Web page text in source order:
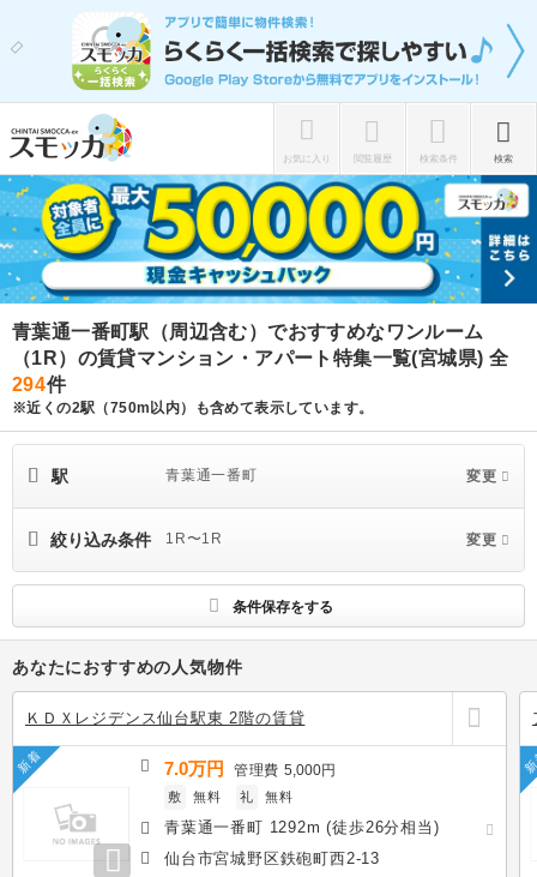
お気に入り 閲覧履歴 検索条件 検索
青葉通一番町駅（周辺含む）でおすすめなワンルーム
（1R）の賃貸マンション・アパート特集一覧(宮城県) 全
294件
※近くの2駅（750m以内）も含めて表示しています。
駅 青葉通一番町 変更
絞り込み条件 1R〜1R 変更
条件保存をする
あなたにおすすめの人気物件
ＫＤＸレジデンス仙台駅東 2階の賃貸
新着 7.0万円 管理費5,000円
敷 無料 礼 無料
青葉通一番町 1292m (徒歩26分相当)
仙台市宮城野区鉄砲町西2-13